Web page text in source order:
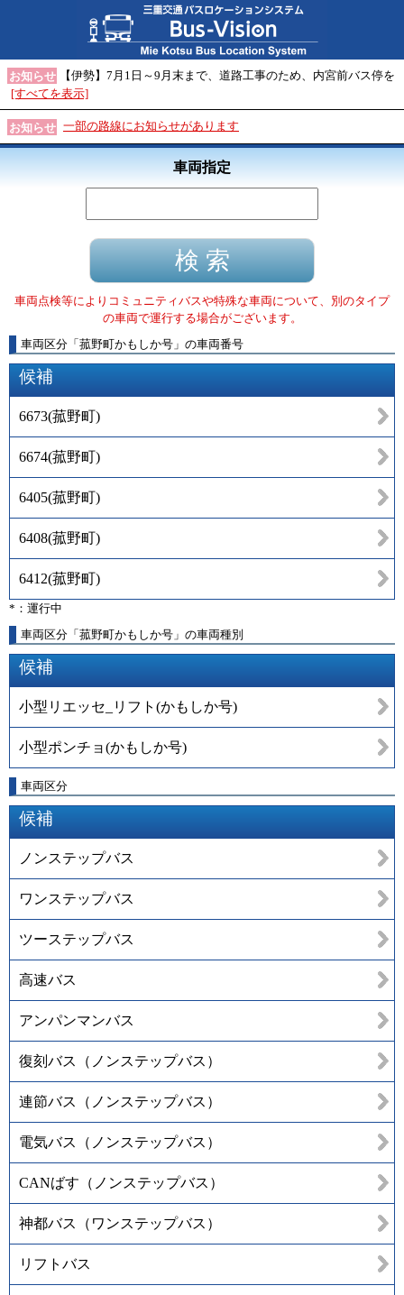
お知らせ
【伊勢】7月1日～9月末まで、道路工事のため、内宮前バス停を
[すべてを表示]
お知らせ 一部の路線にお知らせがあります
車両指定
車両点検等によりコミュニティバスや特殊な車両について、別のタイプ
の車両で運行する場合がございます。
車両区分 「 菰野町かもしか号 」 の車両番号
候補
6673(菰野町)
6674(菰野町)
6405(菰野町)
6408(菰野町)
6412(菰野町)
*：運行中
車両区分「菰野町かもしか号」の車両種別
候補
小型リエッセ_リフト(かもしか号)
小型ポンチョ(かもしか号)
車両区分
候補
ノンステップバス
ワンステップバス
ツーステップバス
高速バス
アンパンマンバス
復刻バス（ノンステップバス）
連節バス（ノンステップバス）
電気バス（ノンステップバス）
CANばす（ノンステップバス）
神都バス（ワンステップバス）
リフトバス